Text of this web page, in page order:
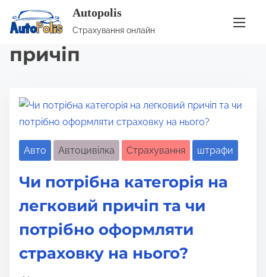
Autopolis
Страхування онлайн
Позначка:страховка на
причіп
Авто Автоцивілка Страхування штрафи
Чи потрібна категорія на
легковий причіп та чи
потрібно оформляти
страховку на нього?